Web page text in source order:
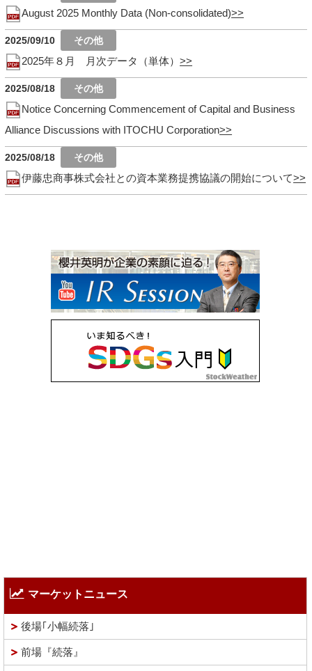
August 2025 Monthly Data (Non-consolidated)
2025/09/10
2025年８月 月次データ（単体）
2025/08/18
Notice Concerning Commencement of Capital and Business
Alliance Discussions with ITOCHU Corporation
2025/08/18
伊藤忠商事株式会社との資本業務提携協議の開始について
マーケットニュース
後場｢小幅続落｣
前場『続落』